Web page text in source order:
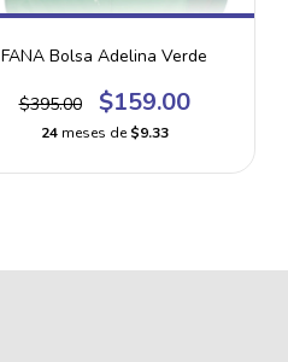
FANA Bolsa Adelina Verde
$395.00 $159.00
24 meses de$9.33